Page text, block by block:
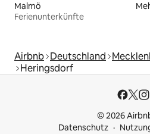
Malmö
Ferienunterkünfte
Airbnb Deutschland
Heringsdorf
© 2026
Datenschutz